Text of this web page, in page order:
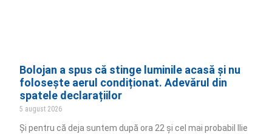
Bolojan a spus că stinge luminile acasă și nu
folosește aerul condiționat. Adevărul din
spatele declarațiilor
5 august 2026
Și pentru că deja suntem după ora 22 și cel mai probabil Ilie